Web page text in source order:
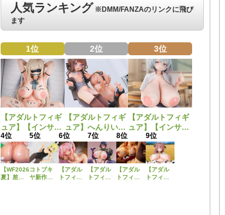
人気ランキング ※DMM/FANZAのリンクに飛び
ます
1位
【アダルトフィギ
ュア】【インサイ
ト】肉感少女シリ
ーズより、性処理
トイレの峰川さん
が1/5スケールフ
ィギュアで新登
2位
【アダルトフィギ
ュア】へんりいだ
さんイラストを2
体セットで立体
化！PURE新作美
少女フィギュア
「ひより＆こは
3位
【アダルトフィギ
ュア】【インサイ
ト】肉感少女シリ
ーズより、無邪気
に誘惑してくるい
たずらっ子「汐見
弓良（しおみゆ
4位
【WF2026
夏】差し
5位
コトブキ
ヤ新作美
6位
【アダル
トフィギ
7位
【アダル
トフィギ
8位
【アダル
トフィギ
9位
【アダル
トフィギ